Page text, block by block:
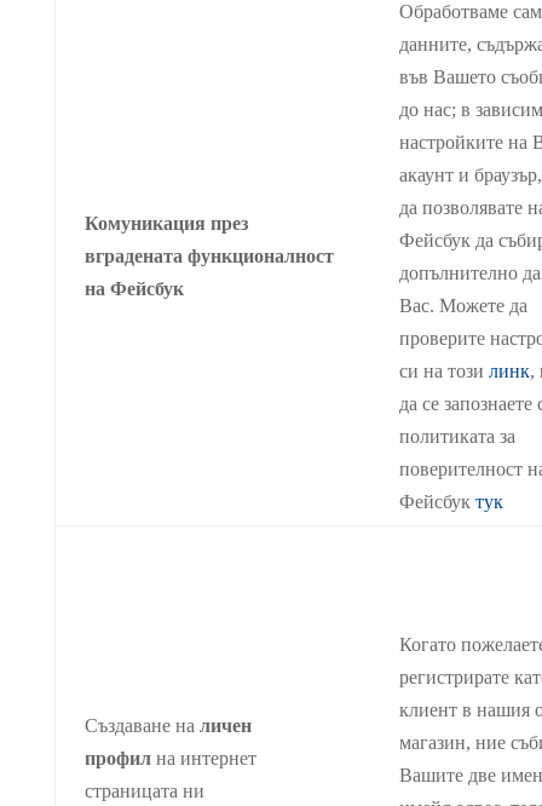
Комуникация през
вградената функционалност
на Фейсбук
Обработваме
данните,
във Вашето
до нас; в
настройките на
акаунт и
да позволявате
Фейсбук да
допълнително
Вас. Можете да
проверите
си на този линк,
да се запознаете
политиката за
поверителност
Фейсбук тук
Създаване на личен
профилна интернет
страницата ни
Когато
регистрирате
клиент в нашия
магазин, ние
Вашите две